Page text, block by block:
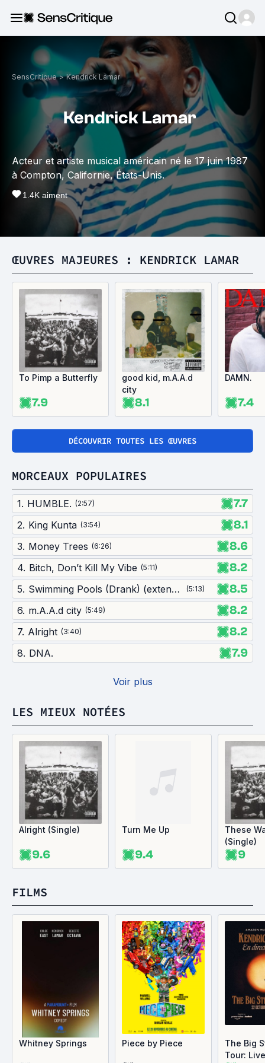
SensCritique > Kendrick Lamar
Kendrick Lamar
Acteur et artiste musical américain né le 17 juin 1987
à Compton, Californie, États-Unis.
1.4K aiment
ŒUVRES MAJEURES : KENDRICK LAMAR
To Pimp a Butterfly
7.9
good kid, m.A.A.d
city
8.1
DAMN.
7.4
DÉCOUVRIR TOUTES LES ŒUVRES
MORCEAUX POPULAIRES
1. HUMBLE. (2:57) 7.7
2. King Kunta (3:54) 8.1
3. Money Trees (6:26) 8.6
4. Bitch, Don’t Kill My Vibe (5:11) 8.2
5. Swimming Pools (Drank) (extended version) (5:13) 8.5
6. m.A.A.d city (5:49) 8.2
7. Alright (3:40) 8.2
8. DNA. 7.9
Voir plus
LES MIEUX NOTÉES
Alright (Single)
9.6
Turn Me Up
9.4
These
(Single)
9
FILMS
Whitney Springs Piece by Piece
The Big
Tour: